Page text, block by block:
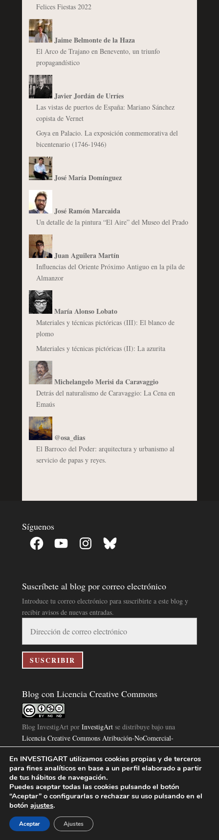
Felices Fiestas 2022
Jaime Belmonte de la Haza
El Arco de Trajano en Benevento, un triunfo
propagandístico
Javier Jordán de Urríes
Las vistas de puertos de España: Mariano Sánchez
copista de Vernet
Goya en Palacio. La exposición conmemorativa del
bicentenario (1746-1946)
José María Domínguez
José Ramón Marcaida
Un detalle de la pintura “El Aire” del Museo del Prado
Juan Aguilera Martín
Influencias del Oriente Próximo Antiguo en la pila de
Almanzor
María Alonso Lobato
Materiales y técnicas pictóricas (III): El blanco de
plomo
Materiales y técnicas pictóricas (II): La azurita
Michelangelo Merisi da Caravaggio
Detrás del naturalismo de Caravaggio: La Cena en
Emaús
@osa_dias
El Barroco del Poder: arquitectura y urbanismo al
servicio de papas y reyes.
Síguenos
Facebook YouTube InstagramBluesky
Suscríbete al blog por correo electrónico
Introduce tu correo electrónico para suscribirte a este blog y
recibir avisos de nuevas entradas.
correo
electrónico
SUSCRIBIR
Blog con Licencia Creative Commons
Blog InvestigArtpor InvestigArtse distribuye bajo una
Licencia Creative Commons Atribución-NoComercial-
SinDerivar 4.0 Internacional.
Basada en una obra enhttps://www.investigart.com/blog/.
Política de Privacidad|
Investigart Copyright © 2019. |
En INVESTIGART utilizamos cookies propias y de terceros
para fines analíticos en base a un perfil elaborado a partir
de tus hábitos de navegación.
Puedes aceptar todas las cookies pulsando el botón
“Aceptar” o configurarlas o rechazar su uso pulsando en el
botón ajustes.
Aceptar Ajustes